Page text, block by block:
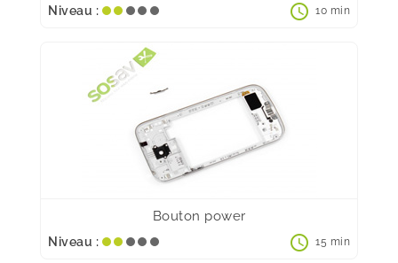
Niveau : schedule 10 min
Bouton power
Niveau : schedule 15 min